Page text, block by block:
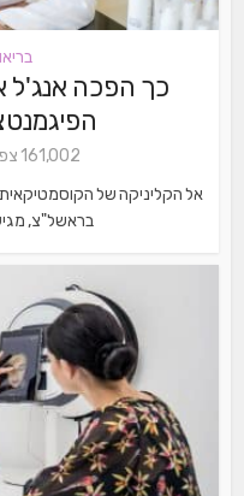
כך הפכה אנג'ל
161,002 צפיות
אל הקליניקה של
בראשל"צ,